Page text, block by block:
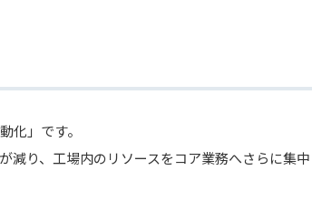
化」です。
減り、工場内のリソースをコア業務へさらに集中